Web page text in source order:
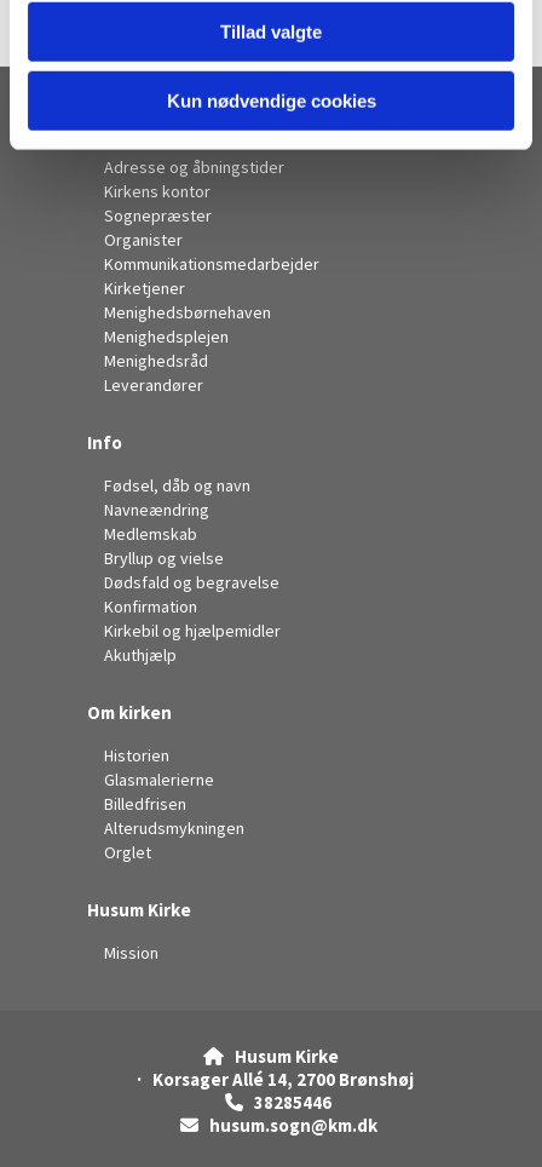
Tillad valgte
Kun nødvendige cookies
Kontakt
Adresse og åbningstider
Kirkens kontor
Sognepræster
Organister
Kommunikationsmedarbejder
Kirketjener
Menighedsbørnehaven
Menighedsplejen
Menighedsråd
Leverandører
Info
Fødsel, dåb og navn
Navneændring
Medlemskab
Bryllup og vielse
Dødsfald og begravelse
Konfirmation
Kirkebil og hjælpemidler
Akuthjælp
Om kirken
Historien
Glasmalerierne
Billedfrisen
Alterudsmykningen
Orglet
Husum Kirke
Mission

Husum Kirke
· Korsager Allé 14, 2700 Brønshøj
 38285446
husum.sogn@km.dk